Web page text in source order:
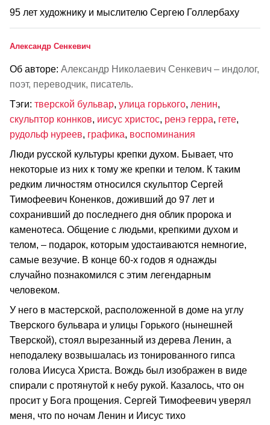
95 лет художнику и мыслителю Сергею Голлербаху
Александр Сенкевич
Об авторе: Александр Николаевич Сенкевич – индолог,
поэт, переводчик, писатель.
Тэги: тверской бульвар, улица горького, ленин,
скульптор коннков, иисус христос, ренэ герра, гете,
рудольф нуреев, графика, воспоминания
Люди русской культуры крепки духом. Бывает, что
некоторые из них к тому же крепки и телом. К таким
редким личностям относился скульптор Сергей
Тимофеевич Коненков, доживший до 97 лет и
сохранивший до последнего дня облик пророка и
каменотеса. Общение с людьми, крепкими духом и
телом, – подарок, которым удостаиваются немногие,
самые везучие. В конце 60-х годов я однажды
случайно познакомился с этим легендарным
человеком.
У него в мастерской, расположенной в доме на углу
Тверского бульвара и улицы Горького (нынешней
Тверской), стоял вырезанный из дерева Ленин, а
неподалеку возвышалась из тонированного гипса
голова Иисуса Христа. Вождь был изображен в виде
спирали с протянутой к небу рукой. Казалось, что он
просит у Бога прощения. Сергей Тимофеевич уверял
меня, что по ночам Ленин и Иисус тихо